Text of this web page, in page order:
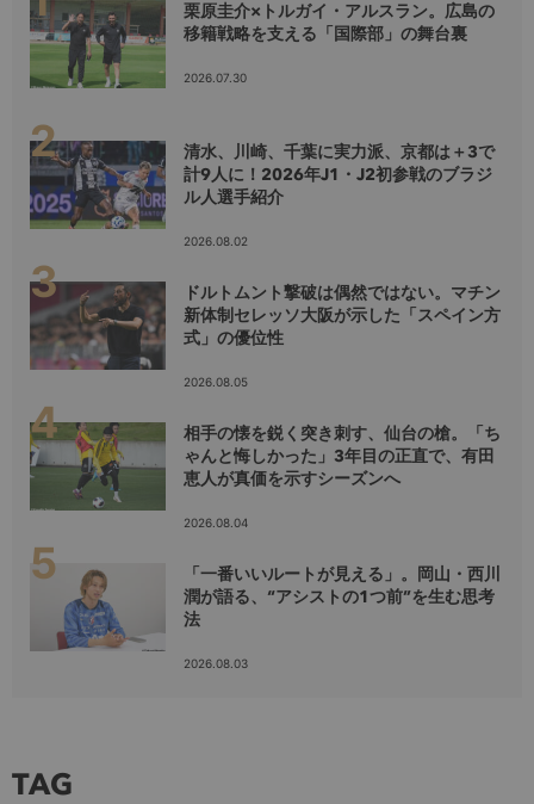
栗原圭介×トルガイ・アルスラン。広島の
移籍戦略を支える「国際部」の舞台裏
2026.07.30
清水、川崎、千葉に実力派、京都は＋3で
計9人に！2026年J1・J2初参戦のブラジ
ル人選手紹介
2026.08.02
ドルトムント撃破は偶然ではない。マチン
新体制セレッソ大阪が示した「スペイン方
式」の優位性
2026.08.05
相手の懐を鋭く突き刺す、仙台の槍。「ち
ゃんと悔しかった」3年目の正直で、有田
恵人が真価を示すシーズンへ
2026.08.04
「一番いいルートが見える」。岡山・西川
潤が語る、“アシストの1つ前”を生む思考
法
2026.08.03
TAG